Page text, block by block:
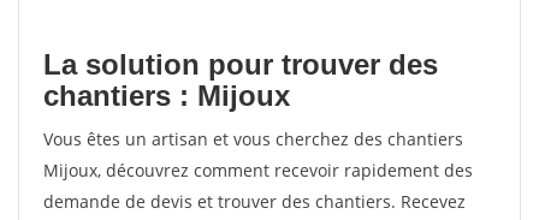
La solution pour trouver des
chantiers : Mijoux
Vous êtes un artisan et vous cherchez des chantiers
Mijoux, découvrez comment recevoir rapidement des
demande de devis et trouver des chantiers. Recevez